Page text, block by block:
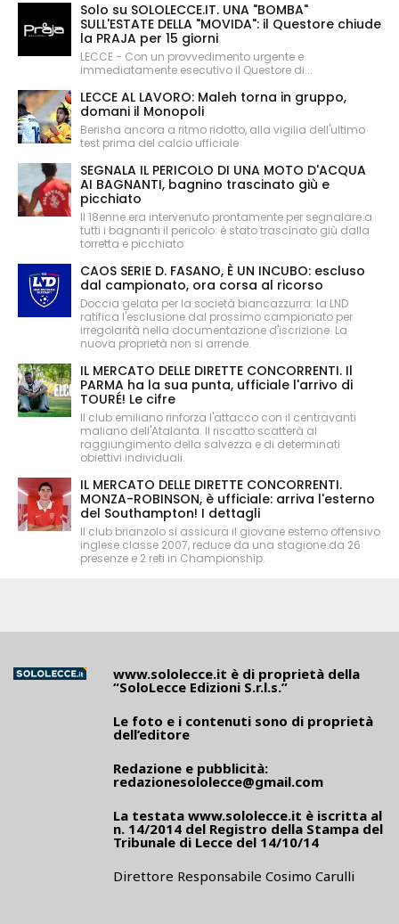
Solo su SOLOLECCE.IT. UNA "BOMBA"
SULL'ESTATE DELLA "MOVIDA": il Questore chiude
la PRAJA per 15 giorni
LECCE - Con un provvedimento urgente e
immediatamente esecutivo il Questore di...
LECCE AL LAVORO: Maleh torna in gruppo,
domani il Monopoli
Berisha ancora a ritmo ridotto, alla vigilia dell'ultimo
test prima del calcio ufficiale
SEGNALA IL PERICOLO DI UNA MOTO D'ACQUA
AI BAGNANTI, bagnino trascinato giù e
picchiato
Il 18enne era intervenuto prontamente per segnalare a
tutti i bagnanti il pericolo: è stato trascinato giù dalla
torretta e picchiato
CAOS SERIE D. FASANO, È UN INCUBO: escluso
dal campionato, ora corsa al ricorso
Doccia gelata per la società biancazzurra: la LND
ratifica l'esclusione dal prossimo campionato per
irregolarità nella documentazione d'iscrizione. La
nuova proprietà non si arrende.
IL MERCATO DELLE DIRETTE CONCORRENTI. Il
PARMA ha la sua punta, ufficiale l'arrivo di
TOURÉ! Le cifre
Il club emiliano rinforza l'attacco con il centravanti
maliano dell'Atalanta. Il riscatto scatterà al
raggiungimento della salvezza e di determinati
obiettivi individuali.
IL MERCATO DELLE DIRETTE CONCORRENTI.
MONZA-ROBINSON, è ufficiale: arriva l'esterno
del Southampton! I dettagli
Il club brianzolo si assicura il giovane esterno offensivo
inglese classe 2007, reduce da una stagione da 26
presenze e 2 reti in Championship.
www.sololecce.it è di proprietà della
“SoloLecce Edizioni S.r.l.s.”
Le foto e i contenuti sono di proprietà
dell’editore
Redazione e pubblicità:
redazionesololecce@gmail.com
La testata www.sololecce.it è iscritta al
n. 14/2014 del Registro della Stampa del
Tribunale di Lecce del 14/10/14
Direttore Responsabile Cosimo Carulli